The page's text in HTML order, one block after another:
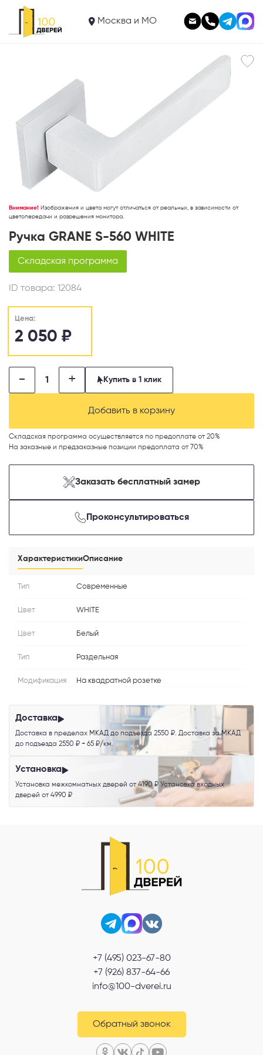
Москва и МО
Ручка GRANE S-560 WHITE 2 050
В корзину
Внимание! Изображения и цвета могут отличаться от реальных, в зависимости от
цветопередачи и разрешения монитора.
Ручка GRANE S-560 WHITE
Складская программа
ID товара: 12084
Цена:
2 050 ₽
- + Купить в 1 клик
Добавить в корзину
Складская программа осуществляется по предоплате от 20%
На заказные и предзаказные позиции предоплата от 70%
Заказать бесплатный замер
Проконсультироваться
ХарактеристикиОписание
Тип Современные
Цвет WHITE
Цвет Белый
Тип Раздельная
Модификация На квадратной розетке
Доставка
Доставка в пределах МКАД до подъезда 2550 ₽. Доставка за МКАД
до подъезда 2550 ₽ + 65 ₽/км.
Установка
Установка межкомнатных дверей от 4190 ₽ Установка входных
дверей от 4990 ₽
+7 (495) 023-67-80
+7 (926) 837-64-66
info@100-dverei.ru
Обратный звонок
Выберите способ связи
Я согласен сПолитикой конфиденциальности и даюсогласие на
обработку персональных данных